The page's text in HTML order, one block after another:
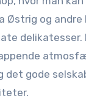
Østrig og andre
delikatesser.
det gode